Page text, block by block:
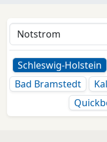
Schleswig-Holstein
Bad Bramstedt